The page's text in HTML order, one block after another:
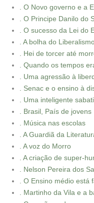
. O Novo governo e a
. O Principe Danilo do
. O sucesso da Lei do
. A bolha do
. Hei de torcer até
. Quando os tempos
. Uma agressão à
. Senac e o ensino à
. Uma inteligente
. Brasil, País de jovens
. Música nas escolas
. A Guardiã da
. A voz do Morro
. A criação de super-
. Nelson Pereira dos
. O Ensino médio está
. Martinho da Vila e a